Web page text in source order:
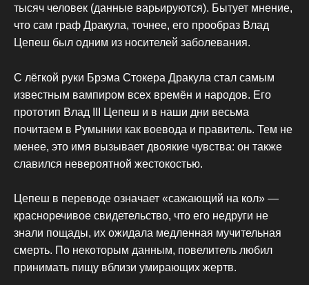
тысяч человек (данные варьируются). Бытует мнение,
что сам граф Дракула, точнее, его прообраз Влад
Цепеш был одним из носителей заболевания.
С лёгкой руки Брэма Стокера Дракула стал самым
известным вампиром всех времён и народов. Его
прототип Влад ІІІ Цепеш и в наши дни весьма
почитаем в Румынии как воевода и правитель. Тем не
менее, это имя вызывает двоякие чувства: он также
славился невероятной жестокостью.
Цепеш в переводе означает «сажающий на кол» —
красноречивое свидетельство, что его недруги не
знали пощады, их ожидала медленная мучительная
смерть. По некоторым данным, повелитель любил
принимать пищу вблизи умирающих жертв.